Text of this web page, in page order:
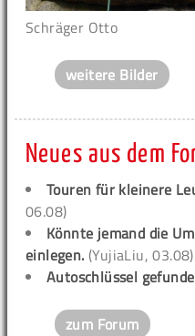
Schräger Otto
weitere Bilder
Neues aus dem
Touren für kleinere
06.08)
Könnte jemand die
einlegen. (YujiaLiu, 03.08)
Autoschlüssel
zum Forum